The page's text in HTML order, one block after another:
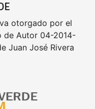
otorgado por el
de Autor 04-2014-
Juan José Rivera